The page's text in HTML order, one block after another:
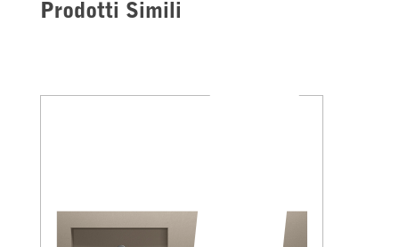
Prodotti Simili